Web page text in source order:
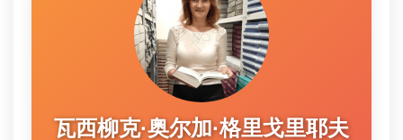
瓦西柳克·奥尔加·格里戈里耶夫